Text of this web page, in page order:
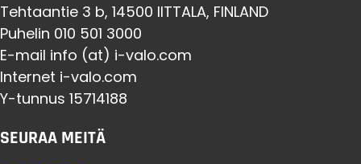
Tehtaantie 3 b, 14500 IITTALA, FINLAND
Puhelin 010 501 3000
E-mail info (at) i-valo.com
Internet i-valo.com
Y-tunnus 15714188
SEURAA MEITÄ